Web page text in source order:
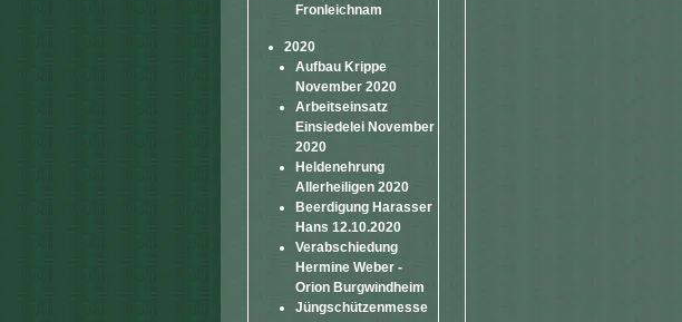
Fronleichnam
2020
Aufbau Krippe
November 2020
Arbeitseinsatz
Einsiedelei November
2020
Heldenehrung
Allerheiligen 2020
Beerdigung Harasser
Hans 12.10.2020
Verabschiedung
Hermine Weber -
Orion Burgwindheim
Jüngschützenmesse